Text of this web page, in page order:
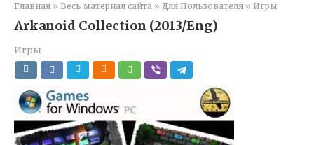
Главная » Весь материал сайта » Для Пользователя » Игры
Arkanoid Collection (2013/Eng)
Игры